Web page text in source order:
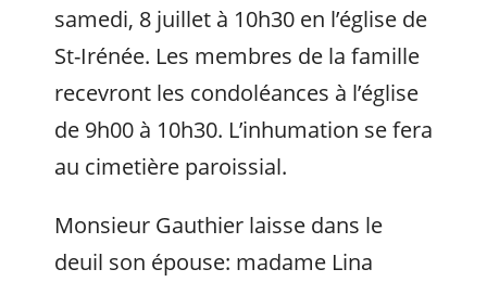
samedi, 8 juillet à 10h30 en l’église de
St-Irénée. Les membres de la famille
recevront les condoléances à l’église
de 9h00 à 10h30. L’inhumation se fera
au cimetière paroissial.
Monsieur Gauthier laisse dans le
deuil son épouse: madame Lina